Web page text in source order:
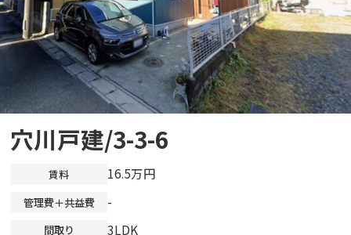
穴川戸建/3-3-6
賃料 16.5万円
管理費＋共益費 -
間取り 3LDK